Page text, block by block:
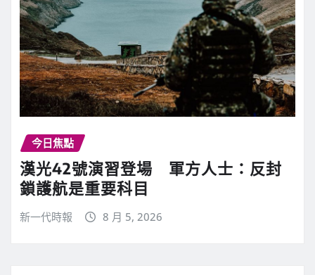
今日焦點
漢光42號演習登場 軍方人士：反封
鎖護航是重要科目
新一代時報 8 月 5, 2026